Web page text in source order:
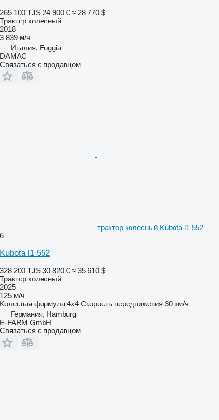
265 100 TJS 24 900 € ≈ 28 770 $
Трактор колесный
2018
3 839 м/ч
Италия, Foggia
DAMAC
Связаться с продавцом
трактор колесный Kubota l1 552
6
Kubota l1 552
328 200 TJS 30 820 € ≈ 35 610 $
Трактор колесный
2025
125 м/ч
Колесная формула 4x4 Скорость передвижения 30 км/ч
Германия, Hamburg
E-FARM GmbH
Связаться с продавцом